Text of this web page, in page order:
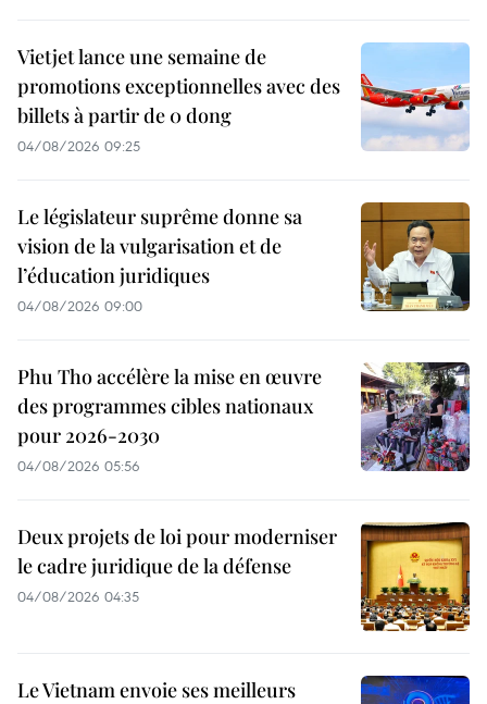
Vietjet lance une semaine de
promotions exceptionnelles avec des
billets à partir de 0 dong
04/08/2026 09:25
Le législateur suprême donne sa
vision de la vulgarisation et de
l’éducation juridiques
04/08/2026 09:00
Phu Tho accélère la mise en œuvre
des programmes cibles nationaux
pour 2026-2030
04/08/2026 05:56
Deux projets de loi pour moderniser
le cadre juridique de la défense
04/08/2026 04:35
Le Vietnam envoie ses meilleurs